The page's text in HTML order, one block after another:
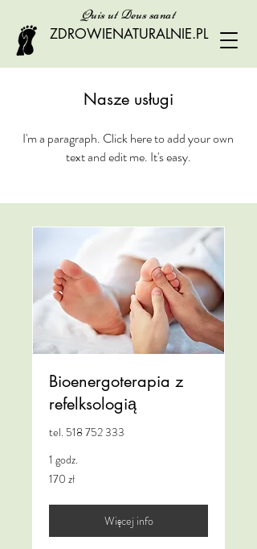
ZDROWIENATURALNIE.PL
Quis ut Deus sanat
Nasze usługi
I'm a paragraph. Click here to add your own
text and edit me. It's easy.
Bioenergoterapia z
refelksologią
tel. 518 752 333
1 godz.
170
złotych
170 zł
Więcej info